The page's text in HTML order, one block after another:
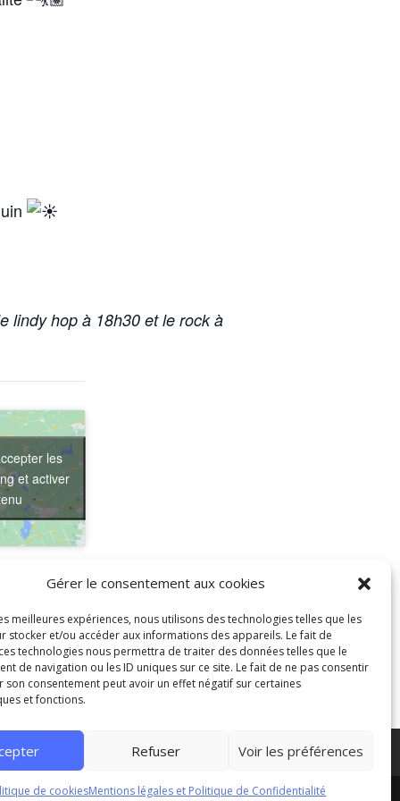
Gérer le consentement aux cookies
meilleures expériences, nous utilisons des technologies telles que les
stocker et/ou accéder aux informations des appareils. Le fait de
technologies nous permettra de traiter des données telles que le
de navigation ou les ID uniques sur ce site. Le fait de ne pas consentir
son consentement peut avoir un effet négatif sur certaines
et fonctions.
Refuser Voir les préférences
de cookiesMentions légales et Politique de Confidentialité
lindy hop à 18h30 et le rock à
les
et activer
Forum des associations 2025